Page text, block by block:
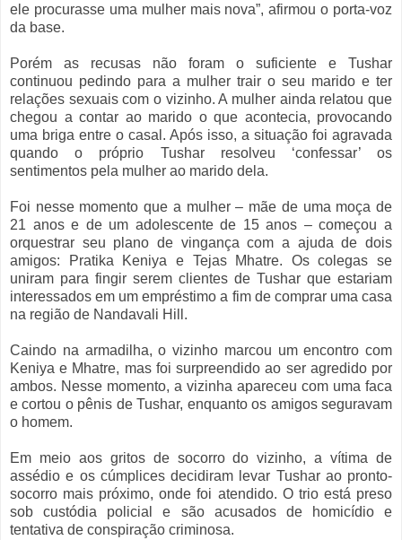
ele procurasse uma mulher mais nova”, afirmou o porta-voz
da base.
Porém as recusas não foram o suficiente e Tushar
continuou pedindo para a mulher trair o seu marido e ter
relações sexuais com o vizinho. A mulher ainda relatou que
chegou a contar ao marido o que acontecia, provocando
uma briga entre o casal. Após isso, a situação foi agravada
quando o próprio Tushar resolveu ‘confessar’ os
sentimentos pela mulher ao marido dela.
Foi nesse momento que a mulher – mãe de uma moça de
21 anos e de um adolescente de 15 anos – começou a
orquestrar seu plano de vingança com a ajuda de dois
amigos: Pratika Keniya e Tejas Mhatre. Os colegas se
uniram para fingir serem clientes de Tushar que estariam
interessados em um empréstimo a fim de comprar uma casa
na região de Nandavali Hill.
Caindo na armadilha, o vizinho marcou um encontro com
Keniya e Mhatre, mas foi surpreendido ao ser agredido por
ambos. Nesse momento, a vizinha apareceu com uma faca
e cortou o pênis de Tushar, enquanto os amigos seguravam
o homem.
Em meio aos gritos de socorro do vizinho, a vítima de
assédio e os cúmplices decidiram levar Tushar ao pronto-
socorro mais próximo, onde foi atendido. O trio está preso
sob custódia policial e são acusados de homicídio e
tentativa de conspiração criminosa.